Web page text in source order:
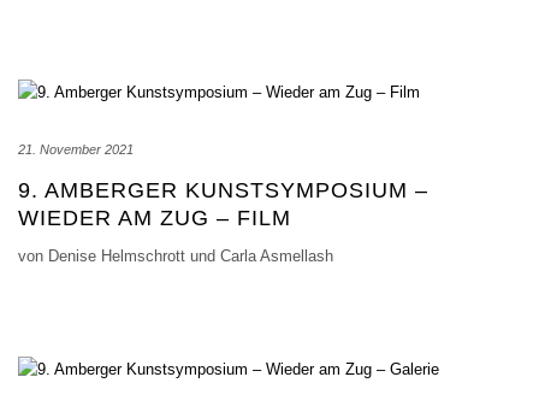
21. November 2021
9. AMBERGER KUNSTSYMPOSIUM –
WIEDER AM ZUG – FILM
von Denise Helmschrott und Carla Asmellash